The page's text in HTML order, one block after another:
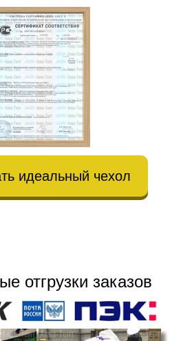
идеальный чехол
отгрузки заказов